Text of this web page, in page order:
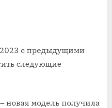
2023 с предыдущими
следующие
новая модель получила